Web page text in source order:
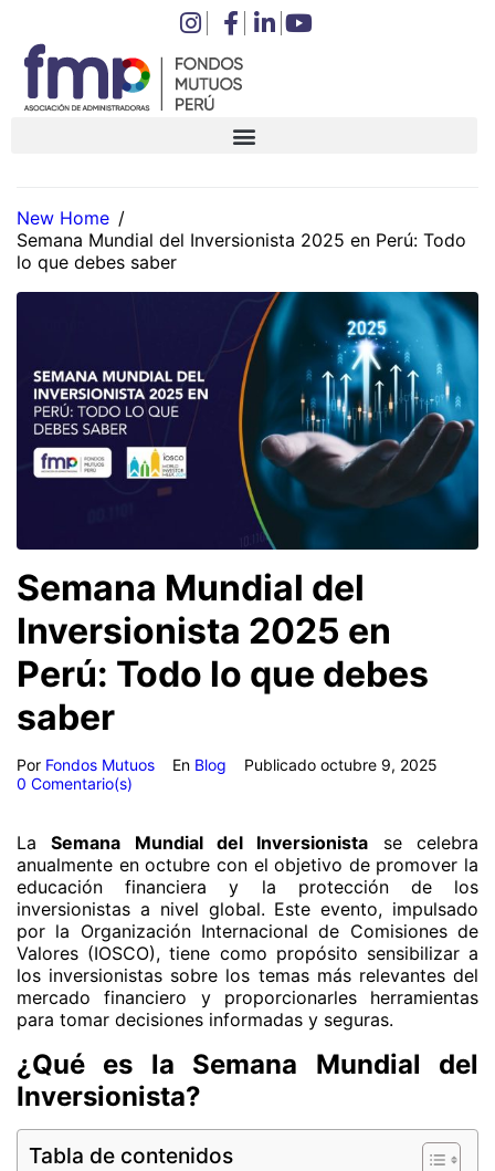
New Home /
Semana Mundial del Inversionista 2025 en Perú: Todo
lo que debes saber
Semana Mundial del
Inversionista 2025 en
Perú: Todo lo que debes
saber
Por Fondos Mutuos En Blog Publicado octubre 9, 2025
0 Comentario(s)
LaSemana Mundial del Inversionista se celebra
anualmente en octubre con el objetivo de promover la
educación financiera y la protección de los
inversionistas a nivel global. Este evento, impulsado
por la Organización Internacional de Comisiones de
Valores (IOSCO), tiene como propósito sensibilizar a
los inversionistas sobre los temas más relevantes del
mercado financiero y proporcionarles herramientas
para tomar decisiones informadas y seguras.
¿Qué es la Semana Mundial del
Inversionista?
Tabla de contenidos